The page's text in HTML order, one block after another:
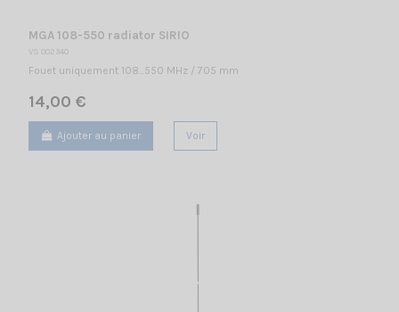
MGA 108-550 radiator SIRIO
VS 002340
Fouet uniquement 108...550 MHz / 705 mm
14,00 €
Ajouter au panier Voir